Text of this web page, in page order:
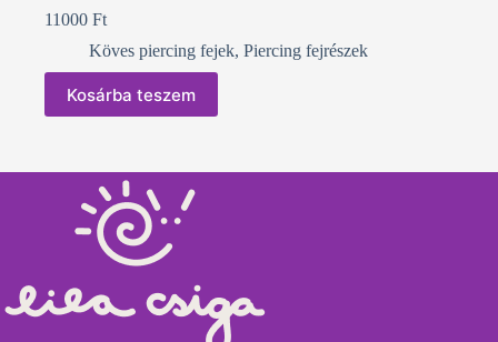
11000 Ft
Köves piercing fejek, Piercing fejrészek
Kosárba teszem